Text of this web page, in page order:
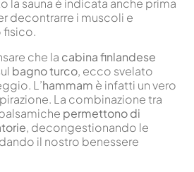
la sauna è indicata anche prima
decontrarre i muscoli e
fisico.
che la cabina finlandese
bagno turco, ecco svelato
L’hammam è infatti un vero
La combinazione tra
permettono di
, decongestionando le
il nostro benessere